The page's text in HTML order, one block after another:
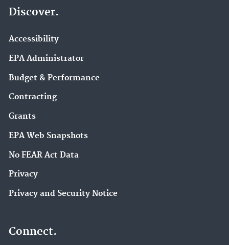
Discover.
Accessibility
EPA Administrator
Budget & Performance
Contracting
Grants
EPA Web Snapshots
No FEAR Act Data
Privacy
Privacy and Security Notice
Connect.